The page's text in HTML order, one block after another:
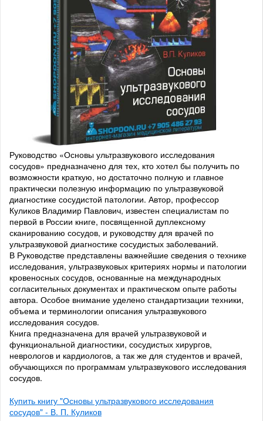
Руководство «Основы ультразвукового исследования
сосудов» предназначено для тех, кто хотел бы получить по
возможности краткую, но достаточно полную и главное
практически полезную информацию по ультразвуковой
диагностике сосудистой патологии. Автор, профессор
Куликов Владимир Павлович, известен специалистам по
первой в России книге, посвященной дуплексному
сканированию сосудов, и руководству для врачей по
ультразвуковой диагностике сосудистых заболеваний.
В Руководстве представлены важнейшие сведения о технике
исследования, ультразвуковых критериях нормы и патологии
кровеносных сосудов, основанные на международных
согласительных документах и практическом опыте работы
автора. Особое внимание уделено стандартизации техники,
объема и терминологии описания ультразвукового
исследования сосудов.
Книга предназначена для врачей ультразвуковой и
функциональной диагностики, сосудистых хирургов,
неврологов и кардиологов, а так же для студентов и врачей,
обучающихся по программам ультразвукового исследования
сосудов.
Купить книгу "Основы ультразвукового исследования
сосудов" - В. П. Куликов